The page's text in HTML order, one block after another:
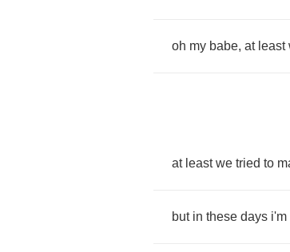
oh my babe, at least
at least we tried to
but in these days i'm